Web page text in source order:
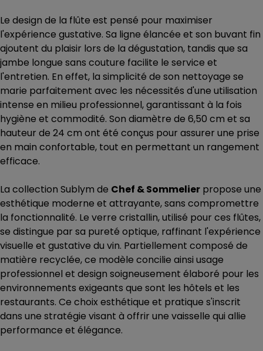
Le design de la flûte est pensé pour maximiser
l'expérience gustative. Sa ligne élancée et son buvant fin
ajoutent du plaisir lors de la dégustation, tandis que sa
jambe longue sans couture facilite le service et
l'entretien. En effet, la simplicité de son nettoyage se
marie parfaitement avec les nécessités d'une utilisation
intense en milieu professionnel, garantissant à la fois
hygiène et commodité. Son diamètre de 6,50 cm et sa
hauteur de 24 cm ont été conçus pour assurer une prise
en main confortable, tout en permettant un rangement
efficace.
La collection Sublym de Chef & Sommelier propose une
esthétique moderne et attrayante, sans compromettre
la fonctionnalité. Le verre cristallin, utilisé pour ces flûtes,
se distingue par sa pureté optique, raffinant l'expérience
visuelle et gustative du vin. Partiellement composé de
matière recyclée, ce modèle concilie ainsi usage
professionnel et design soigneusement élaboré pour les
environnements exigeants que sont les hôtels et les
restaurants. Ce choix esthétique et pratique s'inscrit
dans une stratégie visant à offrir une vaisselle qui allie
performance et élégance.